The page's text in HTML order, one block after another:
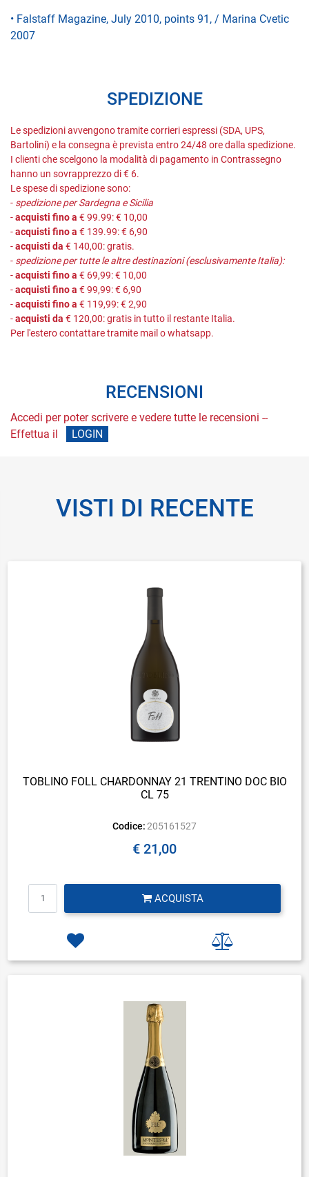
• Falstaff Magazine, July 2010, points 91, / Marina Cvetic
2007
SPEDIZIONE
Le spedizioni avvengono tramite corrieri espressi (SDA, UPS,
Bartolini) e la consegna è prevista entro 24/48 ore dalla spedizione.
I clienti che scelgono la modalità di pagamento in Contrassegno
hanno un sovrapprezzo di € 6.
Le spese di spedizione sono:
- spedizione per Sardegna e Sicilia
-acquisti fino a € 99.99: € 10,00
-acquisti fino a € 139.99: € 6,90
-acquisti da € 140,00: gratis.
- spedizione per tutte le altre destinazioni (esclusivamente Italia):
-acquisti fino a € 69,99: € 10,00
-acquisti fino a € 99,99: € 6,90
-acquisti fino a € 119,99: € 2,90
-acquisti da € 120,00: gratis in tutto il restante Italia.
Per l'estero contattare tramite mail o whatsapp.
RECENSIONI
Accedi per poter scrivere e vedere tutte le recensioni --
Effettua il
LOGIN
VISTI DI RECENTE
TOBLINO FOLL CHARDONNAY 21 TRENTINO DOC BIO
CL 75
Codice: 205161527
€ 21,00
ACQUISTA